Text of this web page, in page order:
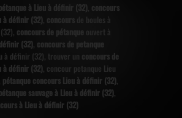
à Lieu à définir (32) concours
à définir (32) concours
de boules à
concours de pétanque
ouvert à
(32) concours de petanque
à définir (32), trouver un concours de
à définir (32) , concour petanque Lieu
pétanque concours Lieu à définir (32)
sauvage à Lieu à définir (32),
à Lieu à définir (32)